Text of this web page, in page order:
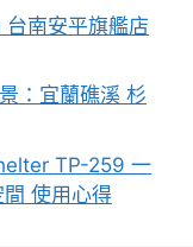
南安平旗艦店
：宜蘭礁溪 杉
TP-259 一
使用心得